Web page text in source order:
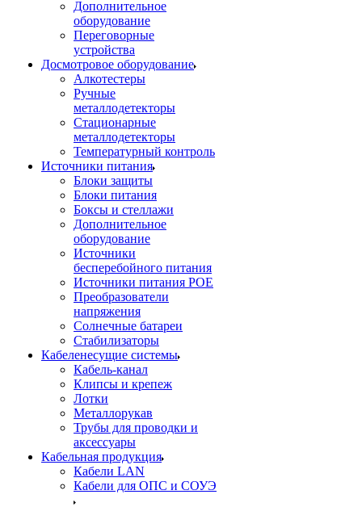
Дополнительное
оборудование
Переговорные
устройства
Досмотровое оборудование
Алкотестеры
Ручные
металлодетекторы
Стационарные
металлодетекторы
Температурный контроль
Источники питания
Блоки защиты
Блоки питания
Боксы и стеллажи
Дополнительное
оборудование
Источники
бесперебойного питания
Источники питания POE
Преобразователи
напряжения
Солнечные батареи
Стабилизаторы
Кабеленесущие системы
Кабель-канал
Клипсы и крепеж
Лотки
Металлорукав
Трубы для проводки и
аксессуары
Кабельная продукция
Кабели LAN
Кабели для ОПС и СОУЭ